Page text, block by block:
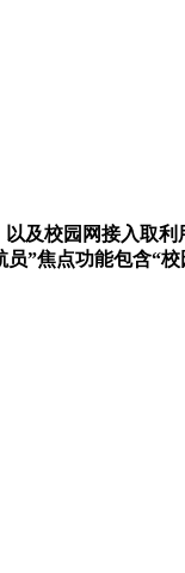
以及校园网接入取利
”焦点功能包含“